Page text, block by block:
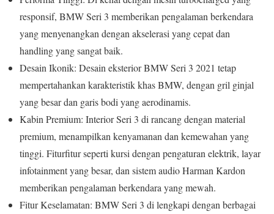
responsif, BMW Seri 3 memberikan pengalaman berkendara
yang menyenangkan dengan akselerasi yang cepat dan
handling yang sangat baik.
Desain Ikonik: Desain eksterior BMW Seri 3 2021 tetap
mempertahankan karakteristik khas BMW, dengan gril ginjal
yang besar dan garis bodi yang aerodinamis.
Kabin Premium: Interior Seri 3 di rancang dengan material
premium, menampilkan kenyamanan dan kemewahan yang
tinggi. Fiturfitur seperti kursi dengan pengaturan elektrik, layar
infotainment yang besar, dan sistem audio Harman Kardon
memberikan pengalaman berkendara yang mewah.
Fitur Keselamatan: BMW Seri 3 di lengkapi dengan berbagai